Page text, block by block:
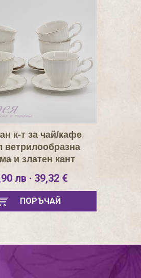
к-т за чай/кафе
ветрилообразна
и златен кант
лв · 39,32 €
ПОРЪЧАЙ